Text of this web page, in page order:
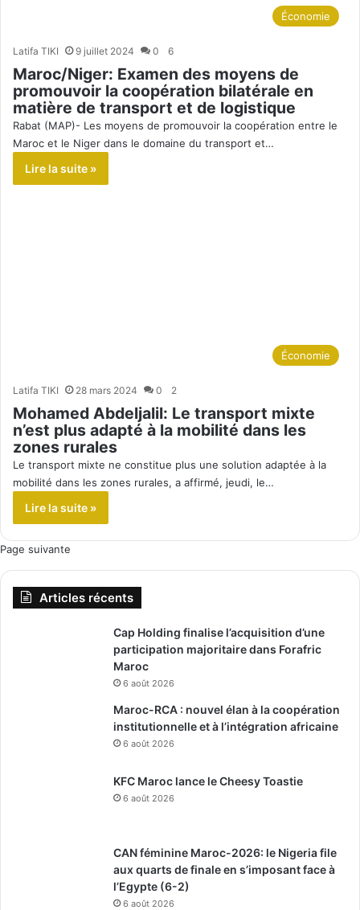
Économie
Latifa TIKI 9 juillet 2024 0 6
Maroc/Niger: Examen des moyens de
promouvoir la coopération bilatérale en
matière de transport et de logistique
Rabat (MAP)- Les moyens de promouvoir la coopération entre le
Maroc et le Niger dans le domaine du transport et…
Lire la suite »
Économie
Latifa TIKI 28 mars 2024 0 2
Mohamed Abdeljalil: Le transport mixte
n’est plus adapté à la mobilité dans les
zones rurales
Le transport mixte ne constitue plus une solution adaptée à la
mobilité dans les zones rurales, a affirmé, jeudi, le…
Lire la suite »
Page suivante
Articles récents
Cap Holding finalise l’acquisition d’une
participation majoritaire dans Forafric
Maroc
6 août 2026
Maroc-RCA : nouvel élan à la coopération
institutionnelle et à l’intégration africaine
6 août 2026
KFC Maroc lance le Cheesy Toastie
6 août 2026
CAN féminine Maroc-2026: le Nigeria file
aux quarts de finale en s’imposant face à
l’Egypte (6-2)
6 août 2026